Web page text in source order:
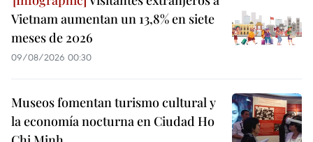
Vietnam aumentan un 13,8% en siete
meses de 2026
09/08/2026 00:30
Museos fomentan turismo cultural y
la economía nocturna en Ciudad Ho